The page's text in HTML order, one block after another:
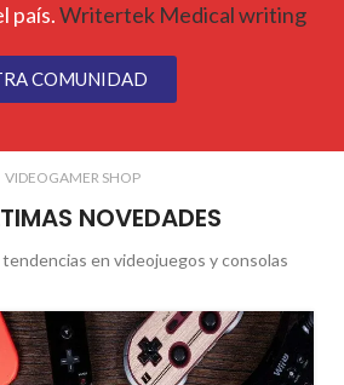
país.Writertek Medical writing
COMUNIDAD
VIDEOGAMER SHOP
NOVEDADES
en videojuegos y consolas